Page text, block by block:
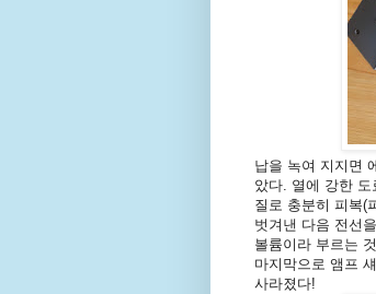
납을 녹여 지지면
았다. 열에 강한
질로 충분히 피복(
벗겨낸 다음 전선
볼륨이라 부르는
마지막으로 앰프
사라졌다!